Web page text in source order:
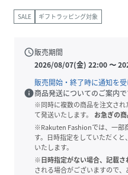
SALE ギフトラッピング対象
schedule販売期間
2026/08/07(金) 22:00〜
販売開始・終了時に通知を
info商品発送についてのご案内で
※同時に複数の商品を注文され
て発送いたします。
お急ぎの
※Rakuten Fashionでは、一部
す。日時指定をしていただく
いたします。
※日時指定がない場合、記載
される場合がございますので、